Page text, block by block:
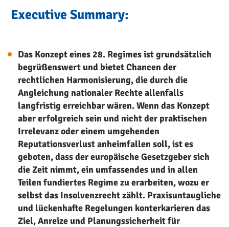
Executive Summary:
Das Konzept eines 28. Regimes ist grundsätzlich
begrüßenswert und bietet Chancen der
rechtlichen Harmonisierung, die durch die
Angleichung nationaler Rechte allenfalls
langfristig erreichbar wären. Wenn das Konzept
aber erfolgreich sein und nicht der praktischen
Irrelevanz oder einem umgehenden
Reputationsverlust anheimfallen soll, ist es
geboten, dass der europäische Gesetzgeber sich
die Zeit nimmt, ein umfassendes und in allen
Teilen fundiertes Regime zu erarbeiten, wozu er
selbst das Insolvenzrecht zählt. Praxisuntaugliche
und lückenhafte Regelungen konterkarieren das
Ziel, Anreize und Planungssicherheit für